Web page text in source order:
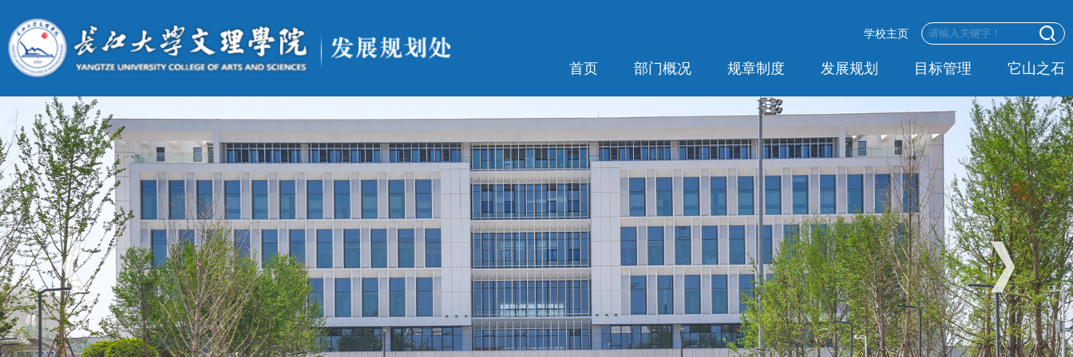
学校主页
首页 部门概况 规章制度 发展规划 目标管理 它山之石